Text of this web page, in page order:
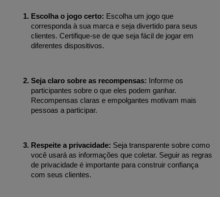
Escolha o jogo certo: Escolha um jogo que
corresponda à sua marca e seja divertido para seus
clientes. Certifique-se de que seja fácil de jogar em
diferentes dispositivos.
Seja claro sobre as recompensas: Informe os
participantes sobre o que eles podem ganhar.
Recompensas claras e empolgantes motivam mais
pessoas a participar.
Respeite a privacidade: Seja transparente sobre como
você usará as informações que coletar. Seguir as regras
de privacidade é importante para construir confiança
com seus clientes.